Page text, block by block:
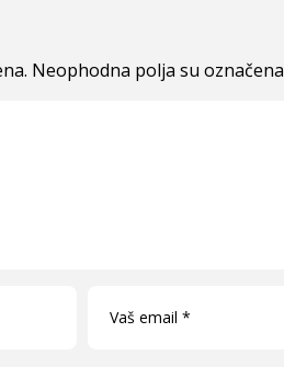
Neophodna polja su označena